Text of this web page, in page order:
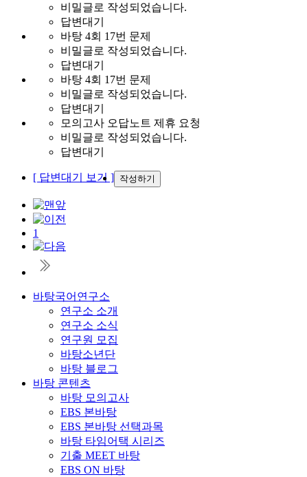
비밀글로 작성되었습니다.
답변대기
바탕 4회 17번 문제
비밀글로 작성되었습니다.
답변대기
바탕 4회 17번 문제
비밀글로 작성되었습니다.
답변대기
모의고사 오답노트 제휴 요청
비밀글로 작성되었습니다.
답변대기
[ 답변대기 보기 ] 작성하기
1
바탕국어연구소
연구소 소개
연구소 소식
연구원 모집
바탕소년단
바탕 블로그
바탕 콘텐츠
바탕 모의고사
EBS 본바탕
EBS 본바탕 선택과목
바탕 타임어택 시리즈
기출 MEET 바탕
EBS ON 바탕